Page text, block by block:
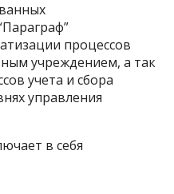
процессов
учреждением, а так
учета и сбора
управления
в себя